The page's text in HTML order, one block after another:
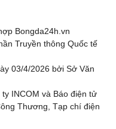
Bongda24h.vn
Truyền thông Quốc tế
03/4/2026 bởi Sở Văn
INCOM và Báo điện tử
Thương, Tạp chí điện